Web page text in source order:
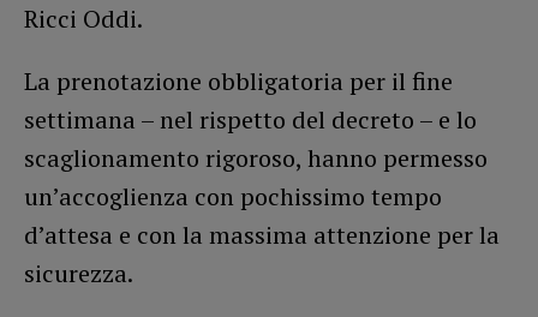
Ricci Oddi.
La prenotazione obbligatoria per il fine
settimana – nel rispetto del decreto – e lo
scaglionamento rigoroso, hanno permesso
un’accoglienza con pochissimo tempo
d’attesa e con la massima attenzione per la
sicurezza.